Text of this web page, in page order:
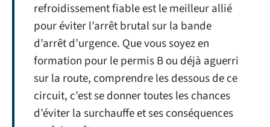
refroidissement fiable est le meilleur allié
pour éviter l’arrêt brutal sur la bande
d’arrêt d’urgence. Que vous soyez en
formation pour le permis B ou déjà aguerri
sur la route, comprendre les dessous de ce
circuit, c’est se donner toutes les chances
d’éviter la surchauffe et ses conséquences